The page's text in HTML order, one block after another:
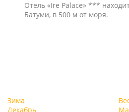
Отель «Ire Palace» ***
Батуми, в 500 м от моря.
Зима
Декабрь